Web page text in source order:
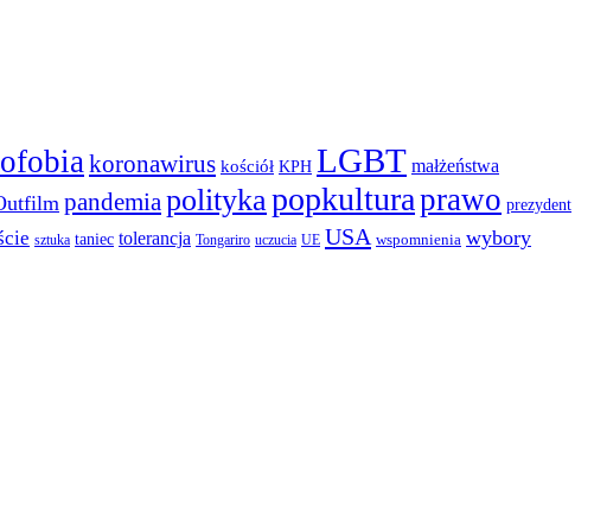
koronawirus kościół KPH LGBT małżeństwa
pandemia politykapopkulturaprawo prezydent
sztuka taniec tolerancja Tongariro uczucia UE USA wspomnienia wybory